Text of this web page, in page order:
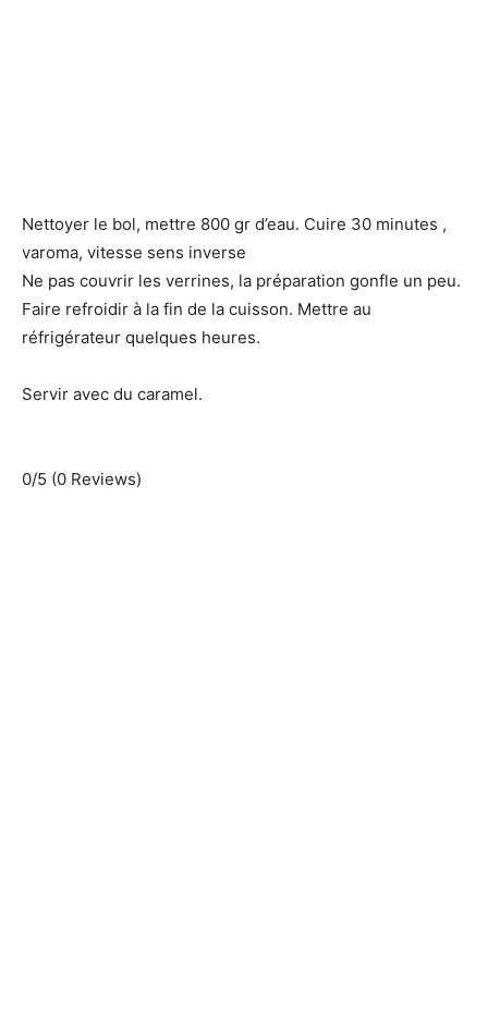
Nettoyer le bol, mettre 800 gr d’eau. Cuire 30 minutes ,
varoma, vitesse sens inverse
Ne pas couvrir les verrines, la préparation gonfle un peu.
Faire refroidir à la fin de la cuisson. Mettre au
réfrigérateur quelques heures.
Servir avec du caramel.
0/5 (0 Reviews)